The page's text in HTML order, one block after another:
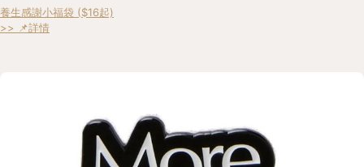
養生感謝小福袋 ($16起)
>> 📌詳情